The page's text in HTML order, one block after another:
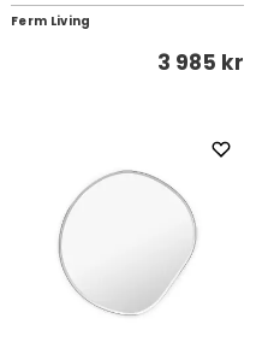
Ferm Living
3 985 kr